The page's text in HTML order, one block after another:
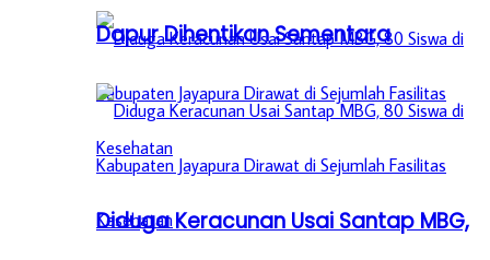
Diduga Keracunan Usai Santap MBG,
Dapur Dihentikan Sementara